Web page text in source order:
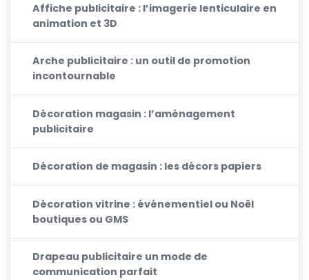
Affiche publicitaire : l’imagerie lenticulaire en
animation et 3D
Arche publicitaire : un outil de promotion
incontournable
Décoration magasin : l’aménagement
publicitaire
Décoration de magasin : les décors papiers
Décoration vitrine : événementiel ou Noël
boutiques ou GMS
Drapeau publicitaire un mode de
communication parfait